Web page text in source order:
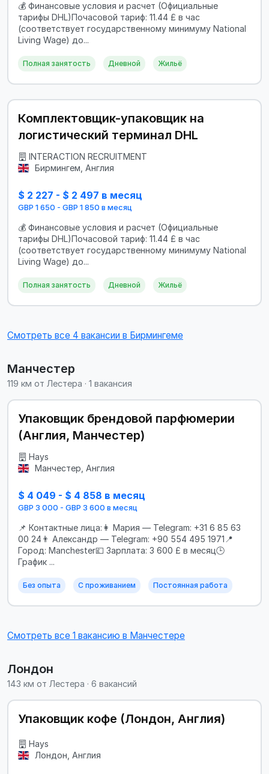
💰 Финансовые условия и расчет (Официальные
тарифы DHL)Почасовой тариф: 11.44 £ в час
(соответствует государственному минимуму National
Living Wage) до...
Полная занятость Дневной Жильё
Комплектовщик-упаковщик на
логистический терминал DHL
INTERACTION RECRUITMENT
Бирмингем, Англия
$ 2 227 - $ 2 497 в месяц
GBP 1 650 - GBP 1 850 в месяц
💰 Финансовые условия и расчет (Официальные
тарифы DHL)Почасовой тариф: 11.44 £ в час
(соответствует государственному минимуму National
Living Wage) до...
Полная занятость Дневной Жильё
Смотреть все 4 вакансии в Бирмингеме
Манчестер
119 км от Лестера · 1 вакансия
Упаковщик брендовой парфюмерии
(Англия, Манчестер)
Hays
Манчестер, Англия
$ 4 049 - $ 4 858 в месяц
GBP 3 000 - GBP 3 600 в месяц
📌 Контактные лица:👩 Мария — Telegram: +31 6 85 63
00 24👨 Александр — Telegram: +90 554 495 1971📍
Город: Manchester💷 Зарплата: 3 600 £ в месяц🕒
График ...
Без опыта С проживанием Постоянная работа
Смотреть все 1 вакансию в Манчестере
Лондон
143 км от Лестера · 6 вакансий
Упаковщик кофе (Лондон, Англия)
Hays
Лондон, Англия